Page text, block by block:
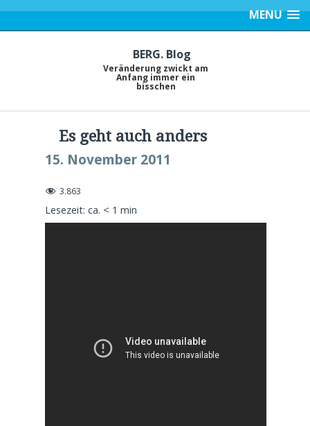
MENU
BERG. Blog
Veränderung zwickt am
Anfang immer ein
bisschen
Es geht auch anders
15. November 2011
3.863
Lesezeit: ca. < 1 min